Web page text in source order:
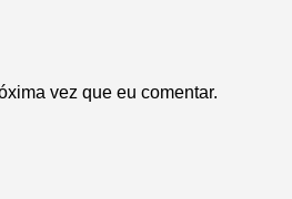
vez que eu comentar.